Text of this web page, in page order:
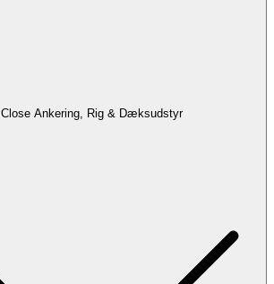
Close Ankering, Rig & Dæksudstyr